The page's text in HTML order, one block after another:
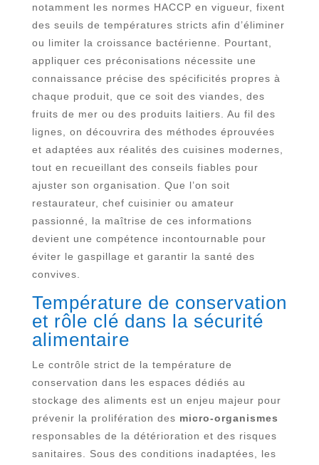
notamment les normes HACCP en vigueur, fixent
des seuils de températures stricts afin d’éliminer
ou limiter la croissance bactérienne. Pourtant,
appliquer ces préconisations nécessite une
connaissance précise des spécificités propres à
chaque produit, que ce soit des viandes, des
fruits de mer ou des produits laitiers. Au fil des
lignes, on découvrira des méthodes éprouvées
et adaptées aux réalités des cuisines modernes,
tout en recueillant des conseils fiables pour
ajuster son organisation. Que l’on soit
restaurateur, chef cuisinier ou amateur
passionné, la maîtrise de ces informations
devient une compétence incontournable pour
éviter le gaspillage et garantir la santé des
convives.
Température de conservation
et rôle clé dans la sécurité
alimentaire
Le contrôle strict de la température de
conservation dans les espaces dédiés au
stockage des aliments est un enjeu majeur pour
prévenir la prolifération des micro-organismes
responsables de la détérioration et des risques
sanitaires. Sous des conditions inadaptées, les